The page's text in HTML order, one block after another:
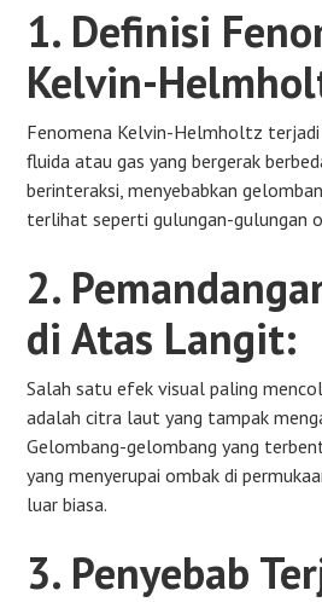
1. Definisi
Kelvin-
Fenomena Kelvin-Helmholtz terjadi
fluida atau gas yang bergerak
berinteraksi, menyebabkan
terlihat seperti gulungan-gulungan
2.
di Atas Langit:
Salah satu efek visual paling
adalah citra laut yang tampak
Gelombang-gelombang yang
yang menyerupai ombak di
luar biasa.
3. Penyebab